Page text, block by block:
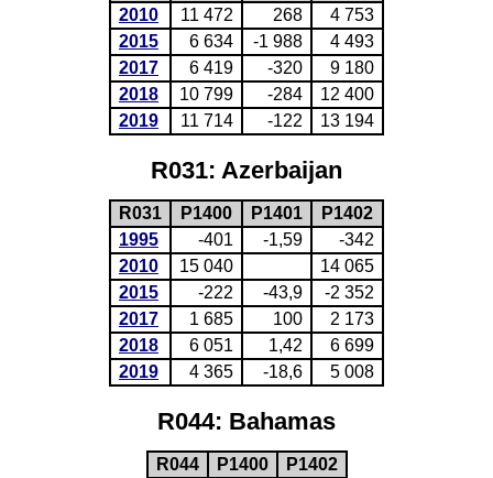
2010
11 472 268
4 753
2015
6 634 -1 988
4 493
2017
6 419 -320
9 180
2018
10 799 -284
12 400
2019
11 714 -122 13 194
R031: Azerbaijan
R031 P1400 P1401
P1402
1995
-401 -1,59
-342
2010
15 040
14 065
2015
-222 -43,9
-2 352
2017
1 685 100
2 173
2018
6 051 1,42
6 699
2019
4 365 -18,6 5 008
R044: Bahamas
R044 P1400
P1402